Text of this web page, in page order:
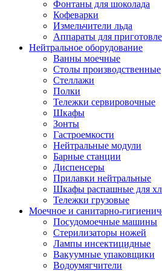
Фонтаны для шоколада
Кофеварки
Измельчители льда
Аппараты для
Нейтральное оборудование
Ванны моечные
Столы производственные
Стеллажи
Полки
Тележки сервировочные
Шкафы
Зонты
Гастроемкости
Нейтральные модули
Барные станции
Диспенсеры
Прилавки нейтральные
Шкафы распашные для
Тележки грузовые
Моечное и санитарно-
Посудомоечные машины
Стерилизаторы ножей
Лампы инсектицидные
Вакуумные упаковщики
Водоумягчители